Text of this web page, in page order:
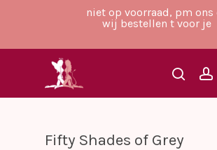
content
niet op voorraad, pm ons
wij bestellen t voor je
search
Fifty Shades of Grey